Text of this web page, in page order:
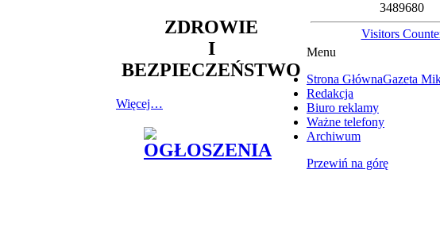
ZDROWIE
I
BEZPIECZEŃSTWO
Więcej…
3489680
Visitors
Menu
Strona GłównaGazeta
Redakcja
Biuro reklamy
Ważne telefony
Archiwum
Przewiń na górę